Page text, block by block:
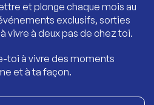
et plonge chaque mois au
exclusifs, sorties
vivre à deux pas de chez toi.
toi à vivre des moments
et à ta façon.